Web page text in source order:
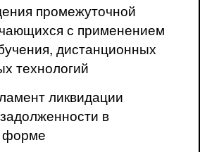
промежуточной
с применением
дистанционных
технологий
ликвидации
в
форме